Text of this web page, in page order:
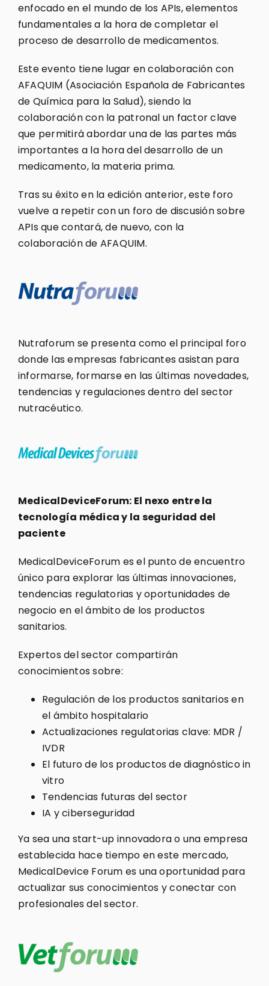
enfocado en el mundo de los APIs, elementos
fundamentales a la hora de completar el
proceso de desarrollo de medicamentos.
Este evento tiene lugar en colaboración con
AFAQUIM (Asociación Española de Fabricantes
de Química para la Salud), siendo la
colaboración con la patronal un factor clave
que permitirá abordar una de las partes más
importantes a la hora del desarrollo de un
medicamento, la materia prima.
Tras su éxito en la edición anterior, este foro
vuelve a repetir con un foro de discusión sobre
APIs que contará, de nuevo, con la
colaboración de AFAQUIM.
Nutraforum se presenta como el principal foro
donde las empresas fabricantes asistan para
informarse, formarse en las últimas novedades,
tendencias y regulaciones dentro del sector
nutracéutico.
MedicalDeviceForum: El nexo entre la
tecnología médica y la seguridad del
paciente
MedicalDeviceForum es el punto de encuentro
único para explorar las últimas innovaciones,
tendencias regulatorias y oportunidades de
negocio en el ámbito de los productos
sanitarios.
Expertos del sector compartirán
conocimientos sobre:
Regulación de los productos sanitarios en
el ámbito hospitalario
Actualizaciones regulatorias clave: MDR /
IVDR
El futuro de los productos de diagnóstico in
vitro
Tendencias futuras del sector
IA y ciberseguridad
Ya sea una start-up innovadora o una empresa
establecida hace tiempo en este mercado,
MedicalDevice Forum es una oportunidad para
actualizar sus conocimientos y conectar con
profesionales del sector.